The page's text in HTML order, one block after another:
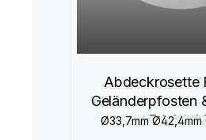
Abdeckrosette
Geländerpfosten
Edelstahl
Ø33,7mm Ø42,4mm